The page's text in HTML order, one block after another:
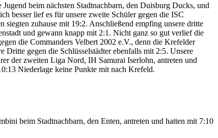
Jugend beim nächsten Stadtnachbarn, den Duisburg Ducks, und
besser lief es für unsere zweite Schüler gegen die ISC
zuhause mit 19:2. Anschließend empfing unsere dritte
und gewann knapp mit 2:1. Nicht ganz so gut verlief die
die Commanders Velbert 2002 e.V., denn die Krefelder
Dritte gegen die Schlüsselstädter ebenfalls mit 2:5. Unsere
der zweiten Liga Nord, IH Samurai Iserlohn, antreten und
Niederlage keine Punkte mit nach Krefeld.
beim Stadtnachbarn, den Enten, antreten und hatten mit 7:10